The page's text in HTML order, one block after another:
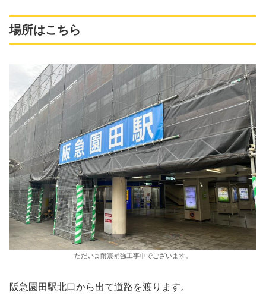
場所はこちら
ただいま耐震補強工事中でございます。
阪急園田駅北口から出て道路を渡ります。